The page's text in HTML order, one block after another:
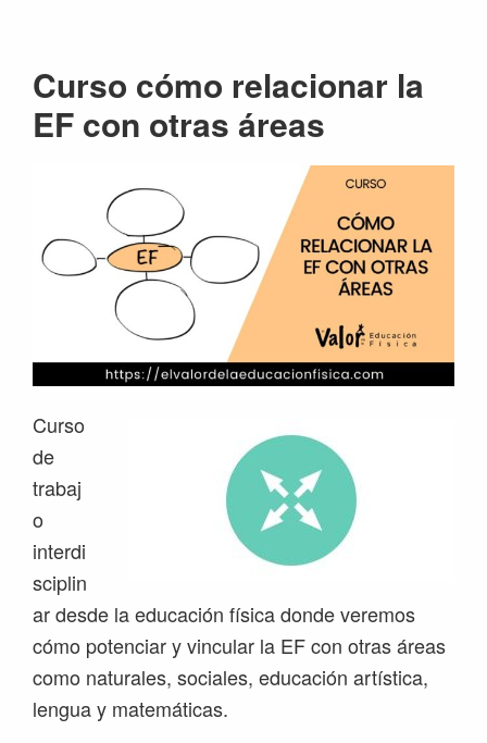
navegación
principal
contenido
principal
barra
lateral
página
Curso cómo relacionar la
EF con otras áreas
Curso
de
trabaj
o
interdi
sciplin
ar desde la educación física donde veremos
cómo potenciar y vincular la EF con otras áreas
como naturales, sociales, educación artística,
lengua y matemáticas.